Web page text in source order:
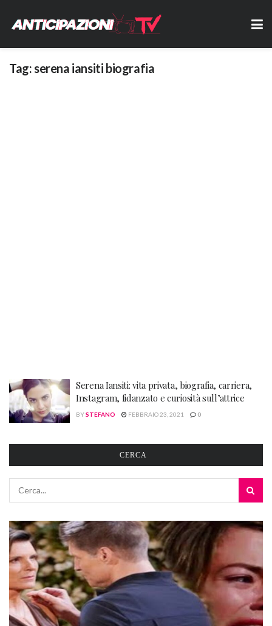
Tag:serena iansiti biografia
Serena Iansiti: vita privata, biografia, carriera,
Instagram, fidanzato e curiosità sull’attrice
BYSTEFANO FEBBRAIO 23, 2021 0
CERCA